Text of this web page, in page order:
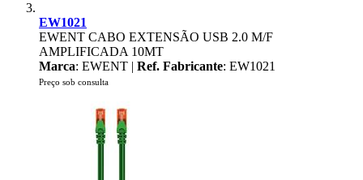
EW1021
EWENT CABO EXTENSÃO USB 2.0 M/F
AMPLIFICADA 10MT
Marca: EWENT | Ref. Fabricante: EW1021
Preço sob consulta